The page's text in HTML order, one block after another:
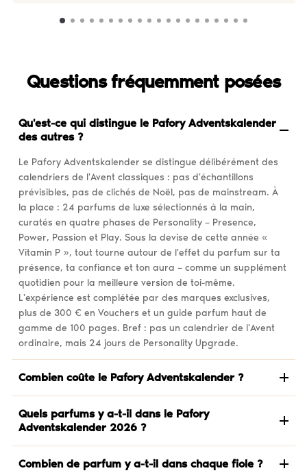
Questions fréquemment posées
Qu'est-ce qui distingue le Pafory Adventskalender
des autres ?
Le Pafory Adventskalender se distingue délibérément des
calendriers de l'Avent classiques : pas d'échantillons
prévisibles, pas de clichés de Noël, pas de mainstream. À
la place : 24 parfums de luxe sélectionnés à la main,
curatés en quatre phases de Personality – Presence,
Power, Passion et Play. Sous la devise de cette année «
Vitamin P », tout tourne autour de l'effet du parfum sur ta
présence, ta confiance et ton aura – comme un supplément
quotidien pour la meilleure version de toi-même.
L'expérience est complétée par des marques exclusives,
plus de 300 € en Vouchers et un guide parfum haut de
gamme de 100 pages. Bref : pas un calendrier de l'Avent
ordinaire, mais 24 jours de Personality Upgrade.
Combien coûte le Pafory Adventskalender ?
Quels parfums y a-t-il dans le Pafory
Adventskalender 2026 ?
Combien de parfum y a-t-il dans chaque fiole ?